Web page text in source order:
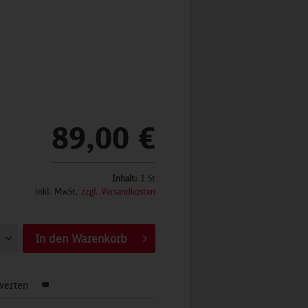
89,00 €
Inhalt: 1 St
inkl. MwSt. zzgl. Versandkosten
In den Warenkorb